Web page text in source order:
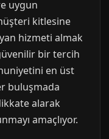
uygun
kitlesine
hizmeti almak
bir tercih
en üst
buluşmada
alarak
amaçlıyor.